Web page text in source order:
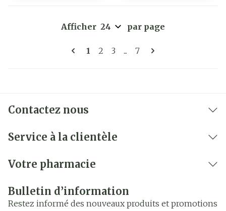
Pages
Vous lisez actuellement la page
1 Page
2 Page
3 ... Page
7
Afficher par page
Contactez nous
Service à la clientèle
Votre pharmacie
Bulletin d’information
Restez informé des nouveaux produits et promotions